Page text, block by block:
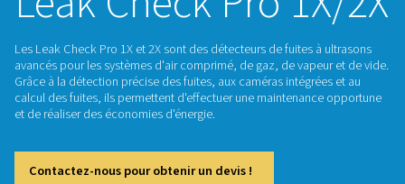
DÉTECTEURS DE FUITES
Leak Check Pro